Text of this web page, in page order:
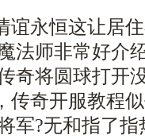
永恒这让居
法师非常好介
奇将圆球打开
传奇开服教程
军?无和指了